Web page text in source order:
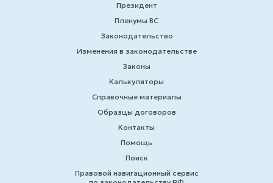
Президент
Пленумы ВС
Законодательство
Изменения в законодательстве
Законы
Калькуляторы
Справочные материалы
Образцы договоров
Контакты
Помощь
Поиск
Правовой навигационный сервис